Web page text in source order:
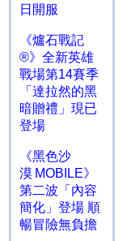
日開服
《爐石戰記
®》全新英雄
戰場第14賽季
「達拉然的黑
暗贈禮」現已
登場
《黑色沙
漠 MOBILE》
第二波「內容
簡化」登場 順
暢冒險無負擔